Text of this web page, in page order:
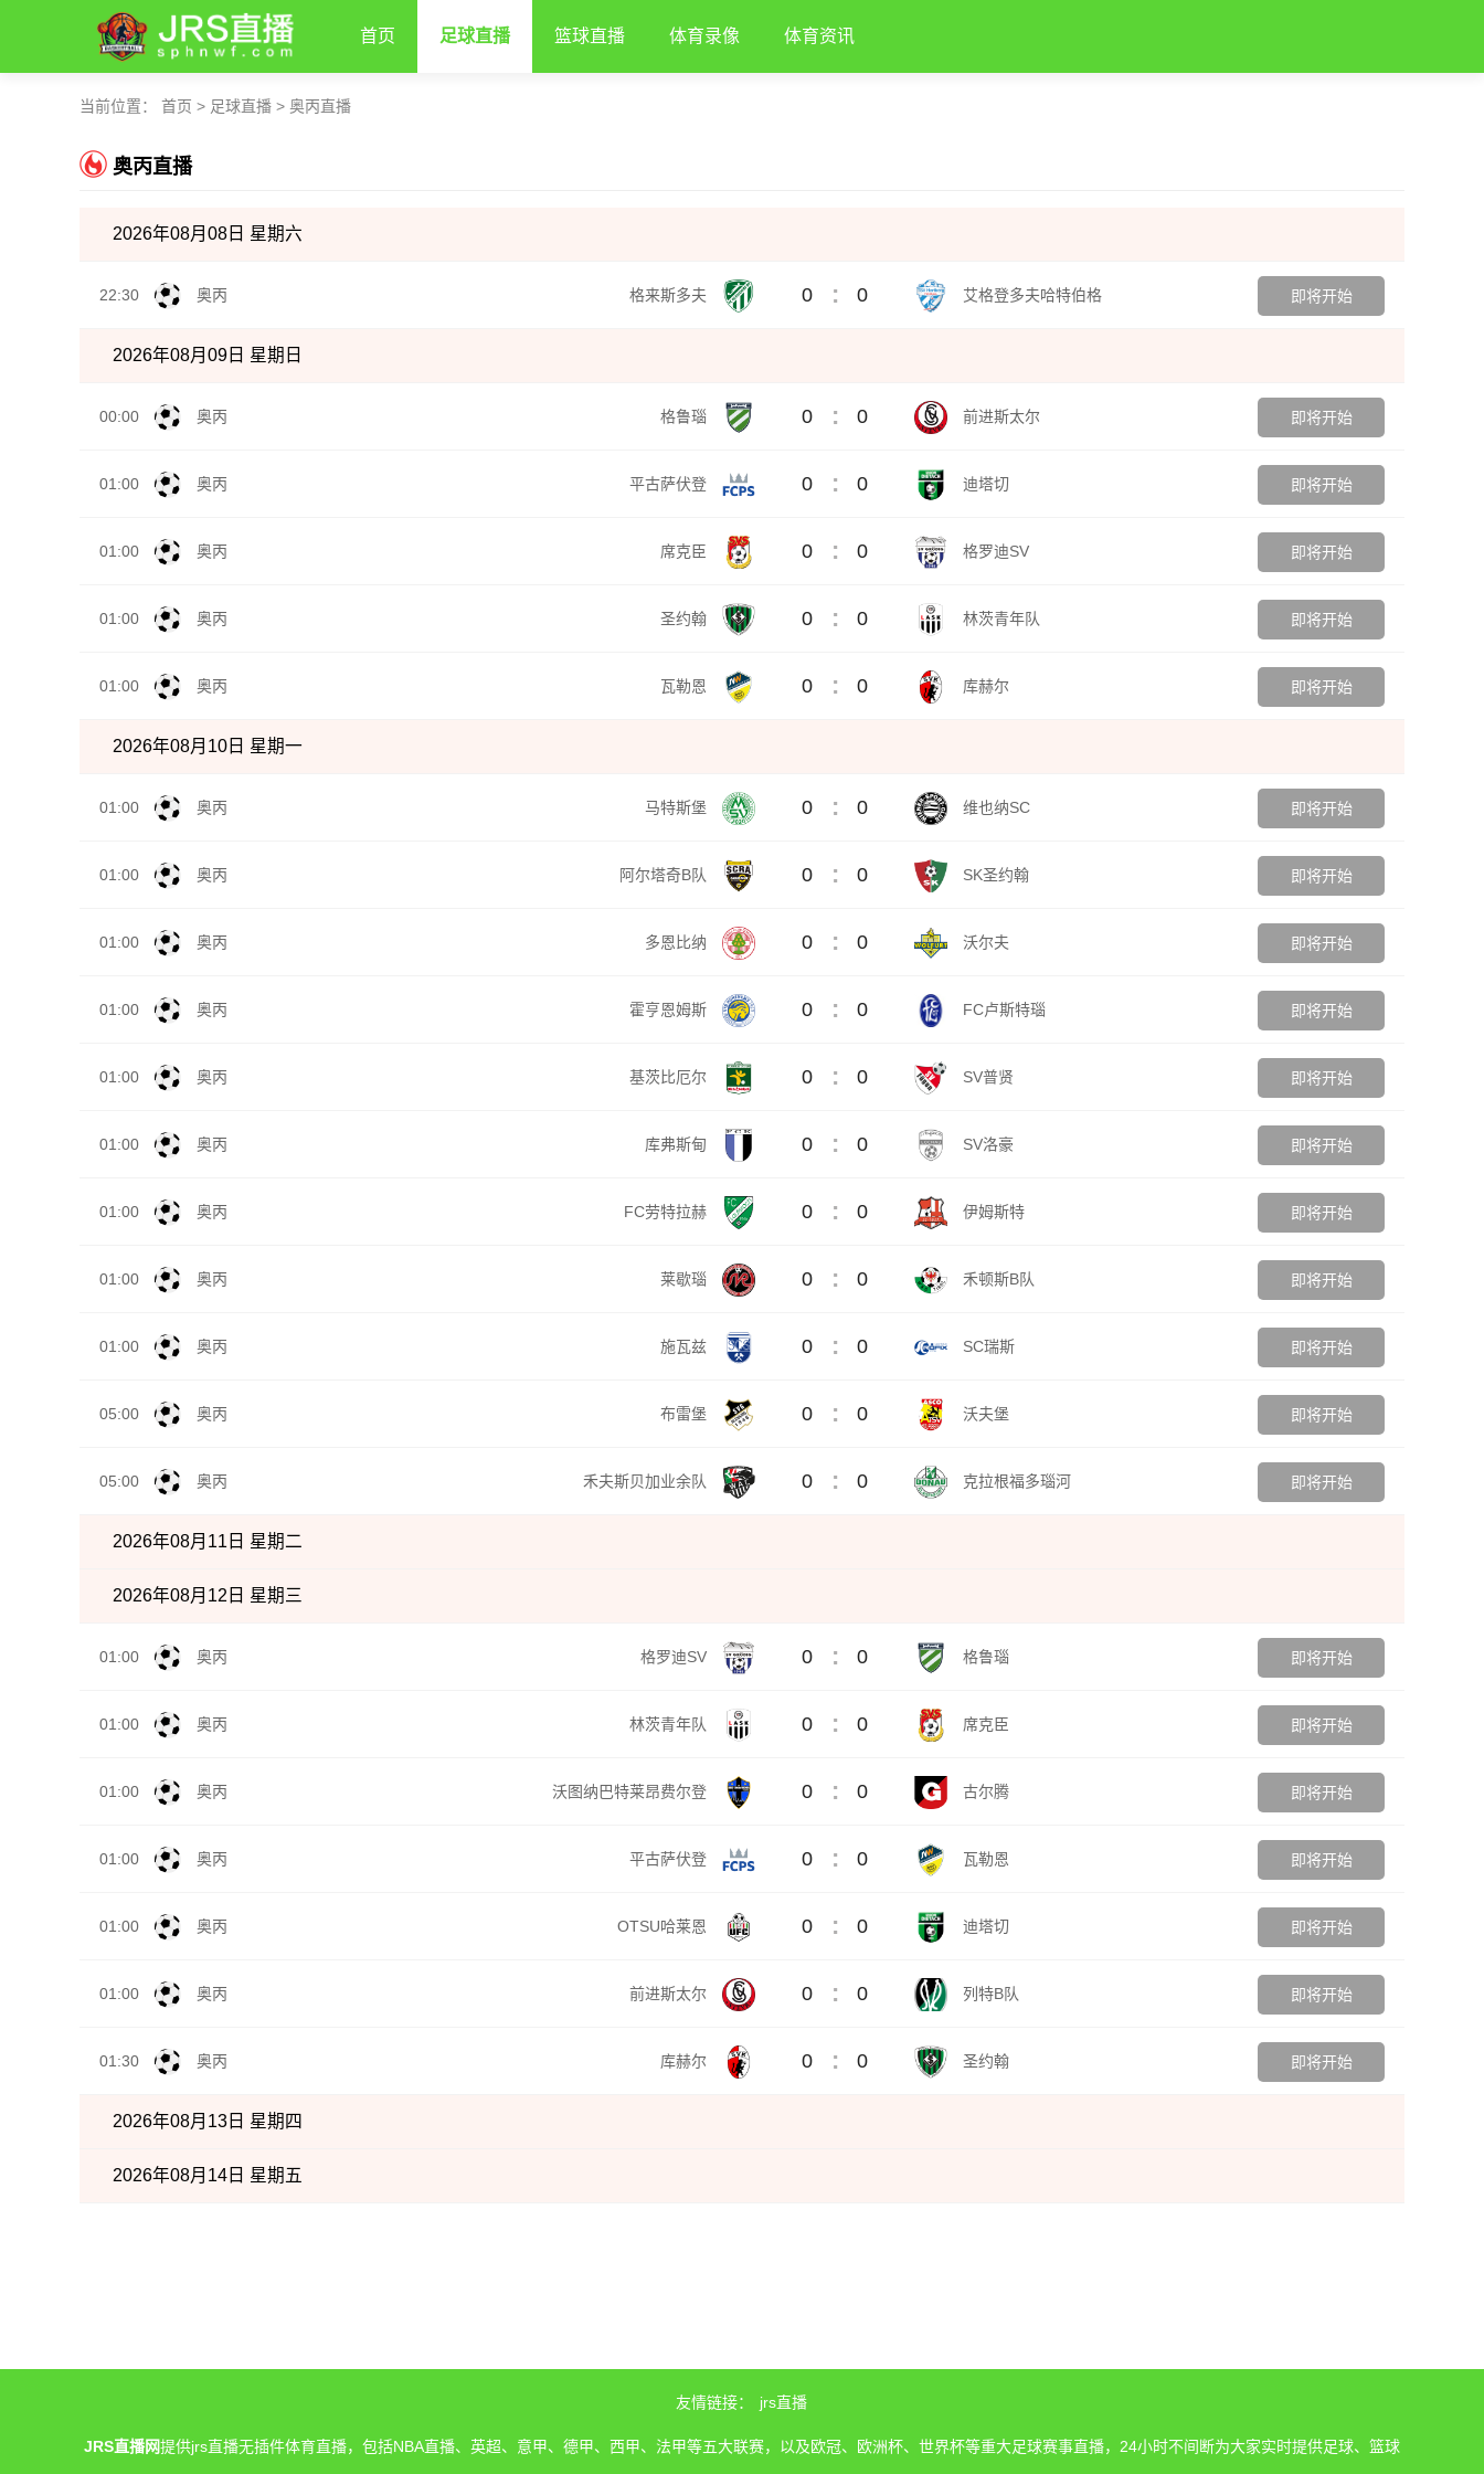
首页 足球直播 篮球直播 体育录像 体育资讯
当前位置： 首页 > 足球直播 > 奥丙直播
奥丙直播
2026年08月08日 星期六
22:30 奥丙 格来斯多夫 0 : 0 艾格登多夫哈特伯格 即将开始
2026年08月09日 星期日
00:00 奥丙 格鲁瑙 0 : 0 前进斯太尔 即将开始
01:00 奥丙 平古萨伏登 0 : 0 迪塔切 即将开始
01:00 奥丙 席克臣 0 : 0 格罗迪SV 即将开始
01:00 奥丙 圣约翰 0 : 0 林茨青年队 即将开始
01:00 奥丙 瓦勒恩 0 : 0 库赫尔 即将开始
2026年08月10日 星期一
01:00 奥丙 马特斯堡 0 : 0 维也纳SC 即将开始
01:00 奥丙 阿尔塔奇B队 0 : 0 SK圣约翰 即将开始
01:00 奥丙 多恩比纳 0 : 0 沃尔夫 即将开始
01:00 奥丙 霍亨恩姆斯 0 : 0 FC卢斯特瑙 即将开始
01:00 奥丙 基茨比厄尔 0 : 0 SV普贤 即将开始
01:00 奥丙 库弗斯甸 0 : 0 SV洛豪 即将开始
01:00 奥丙 FC劳特拉赫 0 : 0 伊姆斯特 即将开始
01:00 奥丙 莱歇瑙 0 : 0 禾顿斯B队 即将开始
01:00 奥丙 施瓦兹 0 : 0 SC瑞斯 即将开始
05:00 奥丙 布雷堡 0 : 0 沃夫堡 即将开始
05:00 奥丙 禾夫斯贝加业余队 0 : 0 克拉根福多瑙河 即将开始
2026年08月11日 星期二
2026年08月12日 星期三
01:00 奥丙 格罗迪SV 0 : 0 格鲁瑙 即将开始
01:00 奥丙 林茨青年队 0 : 0 席克臣 即将开始
01:00 奥丙 沃图纳巴特莱昂费尔登 0 : 0 古尔腾 即将开始
01:00 奥丙 平古萨伏登 0 : 0 瓦勒恩 即将开始
01:00 奥丙 OTSU哈莱恩 0 : 0 迪塔切 即将开始
01:00 奥丙 前进斯太尔 0 : 0 列特B队 即将开始
01:30 奥丙 库赫尔 0 : 0 圣约翰 即将开始
2026年08月13日 星期四
2026年08月14日 星期五
友情链接： jrs直播
JRS直播网提供jrs直播无插件体育直播，包括NBA直播、英超、意甲、德甲、西甲、法甲等五大联赛，以及欧冠、欧洲杯、世界杯等重大足球赛事直播，24小时不间断为大家实时提供足球、篮球